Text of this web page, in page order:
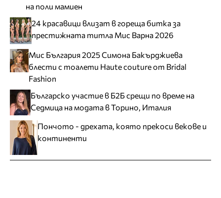
на поли мамиен
24 красавици влизат в гореща битка за
престижната титла Мис Варна 2026
Мис България 2025 Симона Бакърджиева
блести с тоалети Haute couture от Bridal
Fashion
Българско участие в Б2Б срещи по време на
Седмица на модата в Торино, Италия
Пончото - дрехата, която прекоси векове и
континенти